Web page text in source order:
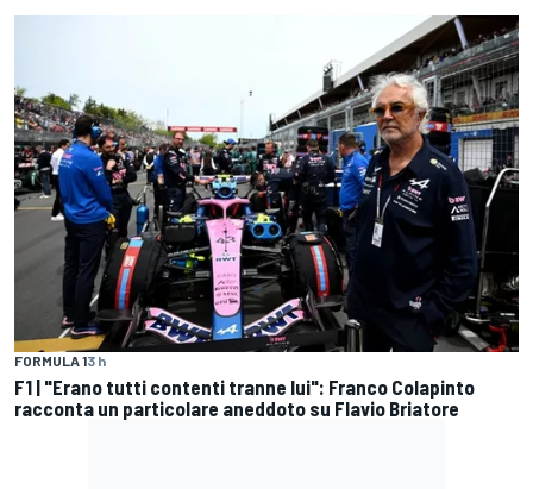
FORMULA 13 h
F1 | "Erano tutti contenti tranne lui": Franco Colapinto
racconta un particolare aneddoto su Flavio Briatore